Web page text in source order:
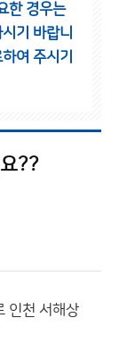
한 경우는
기 바랍니
여 주시기
??
인천 서해상